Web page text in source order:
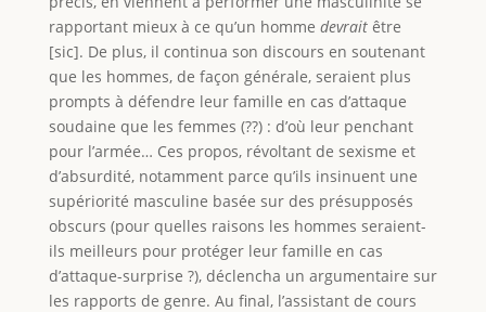
rapportant mieux à ce qu’un homme devraitêtre
[sic]. De plus, il continua son discours en soutenant
que les hommes, de façon générale, seraient plus
prompts à défendre leur famille en cas d’attaque
soudaine que les femmes (??) : d’où leur penchant
pour l’armée… Ces propos, révoltant de sexisme et
d’absurdité, notamment parce qu’ils insinuent une
supériorité masculine basée sur des présupposés
obscurs (pour quelles raisons les hommes seraient-
ils meilleurs pour protéger leur famille en cas
d’attaque-surprise ?), déclencha un argumentaire sur
les rapports de genre. Au final, l’assistant de cours